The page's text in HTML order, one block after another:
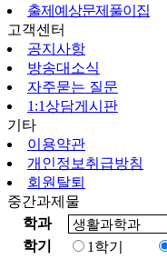
출제예상문제풀이집
고객센터
공지사항
방송대소식
자주묻는 질문
1:1상담게시판
기타
이용약관
개인정보취급방침
회원탈퇴
중간과제물
학과
학기
1학기